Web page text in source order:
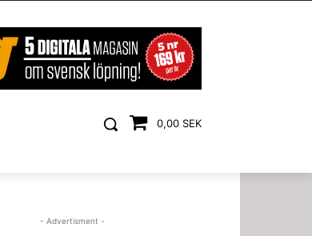
0,00 SEK
- Advertisment -